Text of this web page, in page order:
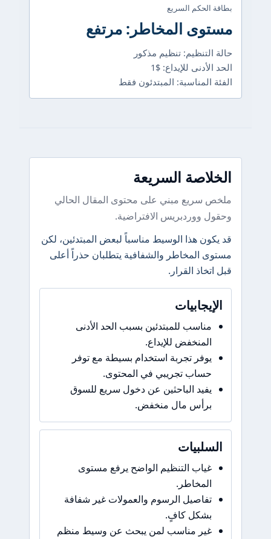
بطاقة الحكم السريع
مستوى المخاطر: مرتفع
حالة التنظيم: تنظيم مذكور
الحد الأدنى للإيداع: $1
الفئة المناسبة: المبتدئون فقط
الخلاصة السريعة
ملخص سريع مبني على محتوى المقال الحالي
وحقول ووردبريس الافتراضية.
قد يكون هذا الوسيط مناسباً لبعض المبتدئين، لكن
مستوى المخاطر والشفافية يتطلبان حذراً أعلى
قبل اتخاذ القرار.
الإيجابيات
مناسب للمبتدئين بسبب الحد الأدنى
المنخفض للإيداع.
يوفر تجربة استخدام بسيطة مع توفر
حساب تجريبي في المحتوى.
يفيد الباحثين عن دخول سريع للسوق
برأس مال منخفض.
السلبيات
غياب التنظيم الواضح يرفع مستوى
المخاطر.
تفاصيل الرسوم والعمولات غير شفافة
بشكل كافٍ.
غير مناسب لمن يبحث عن وسيط منظم